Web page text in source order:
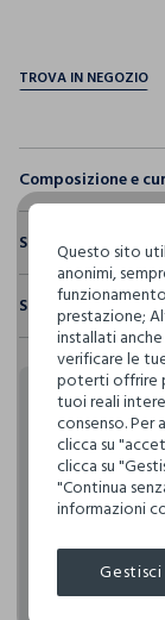
Composizione e
100% COTONE
NON
NON
NON
150°C
Sostenibilità e
Sicurezza
Il 100% dei
fisici, per
definito per
restrittivi
internazionale.
Clicca qui per
I nostri fornitori
MADE IN
Spedizione e resi
Hai fino a 30
cambiare idea
Blukids card
rendono
speciali i tuoi
sorprese
Questo sito
anonimi,
prestazione;
installati
verificare le
poterti offrire
tuoi reali
consenso.
clicca su
clicca su
"Continua
informazioni